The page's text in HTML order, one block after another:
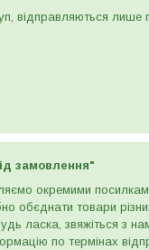
відправляються лише
замовлення"
окремими
обєднати товари
ласка, звяжіться з
по термінах